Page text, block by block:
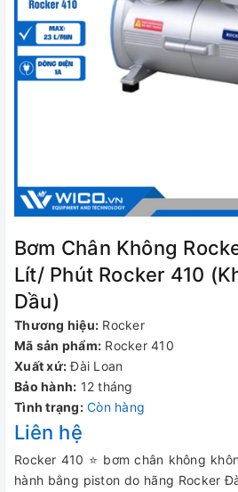
Bơm Chân Không
Lít/ Phút Rocker 410
Dầu)
Thương hiệu: Rocker
Mã sản phẩm: Rocker 410
Xuất xứ: Đài Loan
Bảo hành: 12 tháng
Tình trạng: Còn hàng
Liên hệ
Rocker 410 ⭐ bơm chân không
hành bằng piston do hãng Rocker